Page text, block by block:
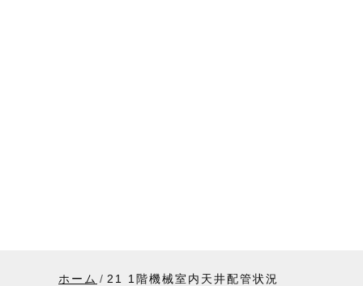
ホーム 21 1階機械室内天井配管状況